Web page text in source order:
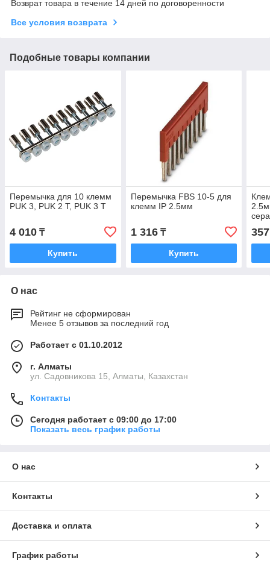
Возврат товара в течение 14 дней по договоренности
Все условия возврата
Подобные товары компании
Перемычка для 10 клемм
PUK 3, PUK 2 T, PUK 3 T
4 010 ₸
Купить
Перемычка FBS 10-5 для
клемм IP 2.5мм
1 316₸
Купить
357
О нас
Рейтинг не сформирован
Менее 5 отзывов за последний год
Работает с 01.10.2012
г. Алматы
ул. Садовникова 15, Алматы, Казахстан
Контакты
Сегодня работает с 09:00 до 17:00
Показать весь график работы
О нас
Контакты
Доставка и оплата
График работы